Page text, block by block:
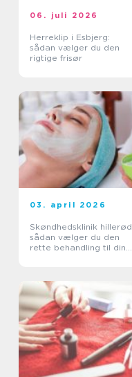
06. juli 2026
Herreklip i Esbjerg:
sådan vælger du den
rigtige frisør
03. april 2026
Skøndhedsklinik hillerød
sådan vælger du den
rette behandling til din